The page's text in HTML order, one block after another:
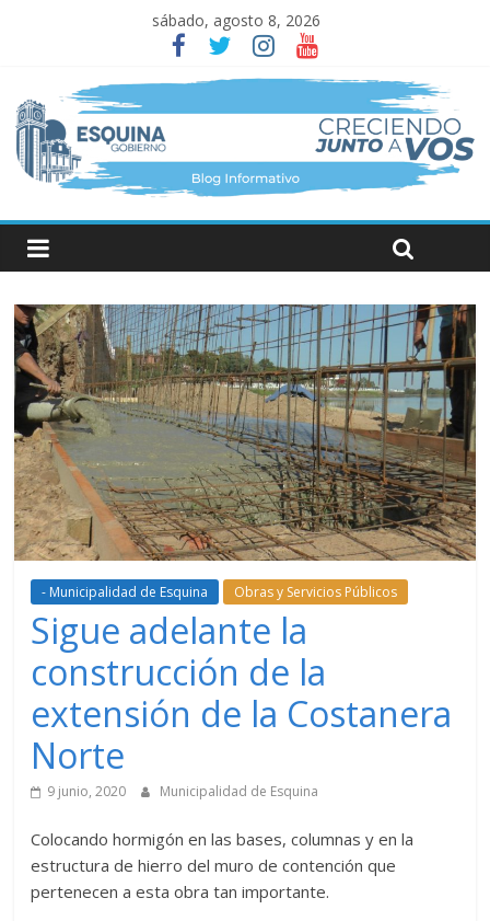
sábado, agosto 8, 2026
- Municipalidad de Esquina Obras y Servicios Públicos
Sigue adelante la
construcción de la
extensión de la Costanera
Norte
9 junio, 2020 Municipalidad de Esquina
Colocando hormigón en las bases, columnas y en la
estructura de hierro del muro de contención que
pertenecen a esta obra tan importante.